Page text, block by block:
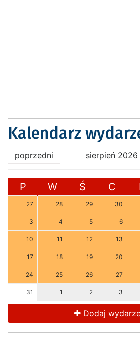
Kalendarz
poprzedni sierpień 2026
P W Ś C
27 28 29 30
3 4 5 6
10 11 12 13
17 18 19 20
24 25 26 27
31 1 2 3
Dodaj